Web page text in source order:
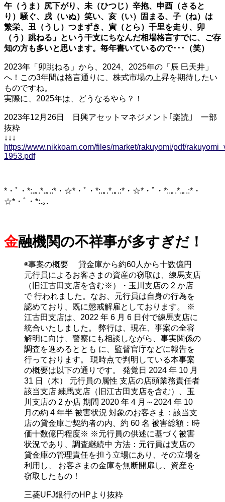
午（うま）尻下がり、未（ひつじ）辛抱、申酉（さると
り）騒ぐ、戌（いぬ）笑い、亥（い）固まる、子（ね）は
繁栄、丑（うし）つまずき、寅（とら）千里を走り、卯
（う）跳ねる」という干支にちなんだ相場格言すでに、ご存
知の方も多いと思います。毎年書いているので･･･（笑）
2023年「卯跳ねる」から、2024、2025年の「辰 巳天井」
へ！この3年間は格言通りに、株式市場の上昇を期待したい
ものですね。
実際に、2025年は、どうなるやら？！
2023年12月26日 日興アセットマネジメント｢楽読｣ 一部
抜粋
↓↓↓
https://www.nikkoam.com/files/market/rakuyomi/pdf/
1953.pdf
*・ﾟ・*:.｡.*.｡.:*・☆*・ﾟ・*:.｡.*.｡.:*・☆*・ﾟ・*:.｡.*.｡.:*・
☆*・ﾟ・*:.｡.
金融機関の不祥事が多すぎだ！
◉事案の概要 貸金庫から約60人から十数億円
元行員によるお客さまの資産の窃取は、練馬支店
（旧江古田支店を含む※）・玉川支店の 2 か店
で 行われました。なお、元行員は自身の行為を
認めており、既に懲戒解雇としております。 ※
江古田支店は、2022 年 6 月 6 日付で練馬支店に
統合いたしました。 弊行は、現在、事案の全容
解明に向け、警察にも相談しながら、事実関係の
調査を進めるととも に、監督官庁などに報告を
行っております。 現時点で判明している本事案
の概要は以下の通りです。 発覚日 2024 年 10 月
31 日（木） 元行員の属性 支店の店頭業務責任者
該当支店 練馬支店（旧江古田支店を含む）、玉
川支店の 2 か店 期間 2020 年 4 月～2024 年 10
月の約 4 年半 被害状況 対象のお客さま：該当支
店の貸金庫ご契約者の内、約 60 名 被害総額：時
価十数億円程度※ ※元行員の供述に基づく被害
状況であり、調査継続中 方法：元行員は支店の
貸金庫の管理責任を担う立場にあり、その立場を
利用し、 お客さまの金庫を無断開扉し、資産を
窃取したもの！
三菱UFJ銀行のHPより抜粋